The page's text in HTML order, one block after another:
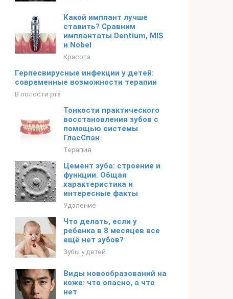
Какой имплант лучше
ставить? Сравним
имплантаты Dentium, MIS
и Nobel
Красота
Герпесвирусные инфекции у детей:
современные возможности терапии
В полости рта
Тонкости практического
восстановления зубов с
помощью системы
ГласСпан
Терапия
Цемент зуба: строение и
функции. Общая
характеристика и
интересные факты
Удаление
Что делать, если у
ребенка в 8 месяцев все
ещё нет зубов?
Зубы у детей
Виды новообразований на
коже: что опасно, а что
нет